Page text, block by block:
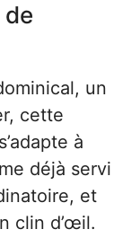
un
cette
s’adapte à
déjà servi
et
clin d’œil.